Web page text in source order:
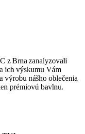
z Brna zanalyzovali
ich výskumu Vám
výrobu nášho oblečenia
prémiovú bavlnu.